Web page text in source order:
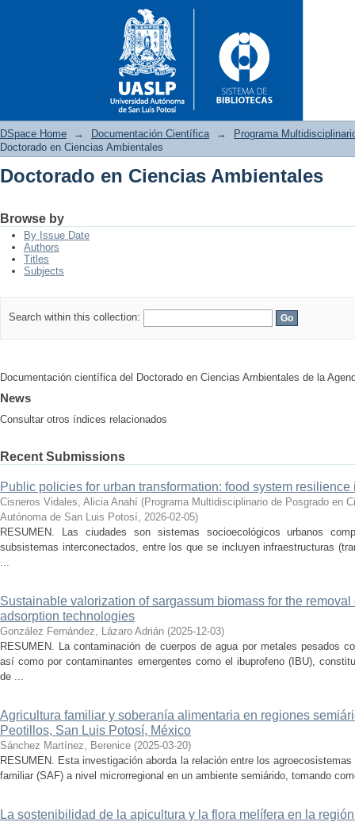
Doctorado en Ciencias
DSpace Home → Documentación Científica →
Programa
Doctorado en Ciencias Ambientales
Doctorado en Ciencias Ambientales
Browse by
By Issue Date
Authors
Titles
Subjects
Search within this collection:
Documentación científica del Doctorado en Ciencias Ambientales de la
News
Consultar otros índices relacionados
Recent Submissions
Public policies for urban transformation: food system resilience
Cisneros Vidales, Alicia Anahí (Programa Multidisciplinario de Posgrado en
Autónoma de San Luis Potosí, 2026-02-05)
RESUMEN. Las ciudades son sistemas socioecológicos urbanos
subsistemas interconectados, entre los que se incluyen infraestructuras
...
Sustainable valorization of sargassum biomass for the
adsorption technologies
González Fernández, Lázaro Adrián (2025-12-03)
RESUMEN. La contaminación de cuerpos de agua por metales pesados
así como por contaminantes emergentes como el ibuprofeno (IBU),
de ...
Agricultura familiar y soberanía alimentaria en regiones
Peotillos, San Luis Potosí, México
Sánchez Martínez, Berenice (2025-03-20)
RESUMEN. Esta investigación aborda la relación entre los
familiar (SAF) a nivel microrregional en un ambiente semiárido, tomando
La sostenibilidad de la apicultura y la flora melífera en la